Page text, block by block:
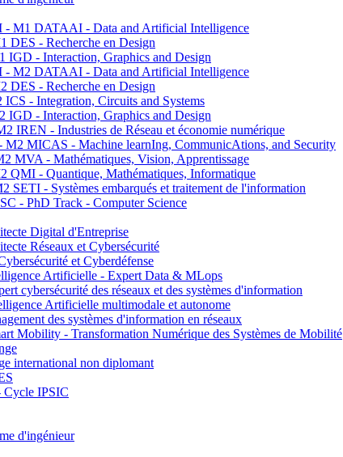
M1 DATAAI - Data and Artificial Intelligence
DES - Recherche en Design
IGD - Interaction, Graphics and Design
M2 DATAAI - Data and Artificial Intelligence
DES - Recherche en Design
- Integration, Circuits and Systems
IGD - Interaction, Graphics and Design
IREN - Industries de Réseau et économie numérique
MICAS - Machine learnIng, CommunicAtions, and Security
MVA - Mathématiques, Vision, Apprentissage
QMI - Quantique, Mathématiques, Informatique
SETI - Systèmes embarqués et traitement de l'information
- PhD Track - Computer Science
Digital d'Entreprise
Réseaux et Cybersécurité
et Cyberdéfense
Artificielle - Expert Data & MLops
cybersécurité des réseaux et des systèmes d'information
Artificielle multimodale et autonome
des systèmes d'information en réseaux
Mobility - Transformation Numérique des Systèmes de Mobilité
international non diplomant
IPSIC
d'ingénieur